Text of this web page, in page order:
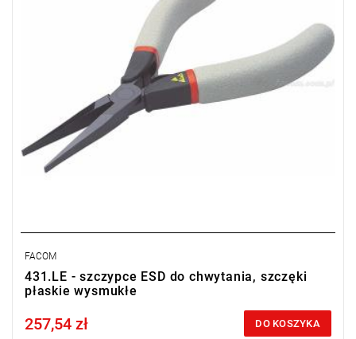
FACOM
431.LE - szczypce ESD do chwytania, szczęki
płaskie wysmukłe
Price tax included
257,54 zł DO KOSZYKA